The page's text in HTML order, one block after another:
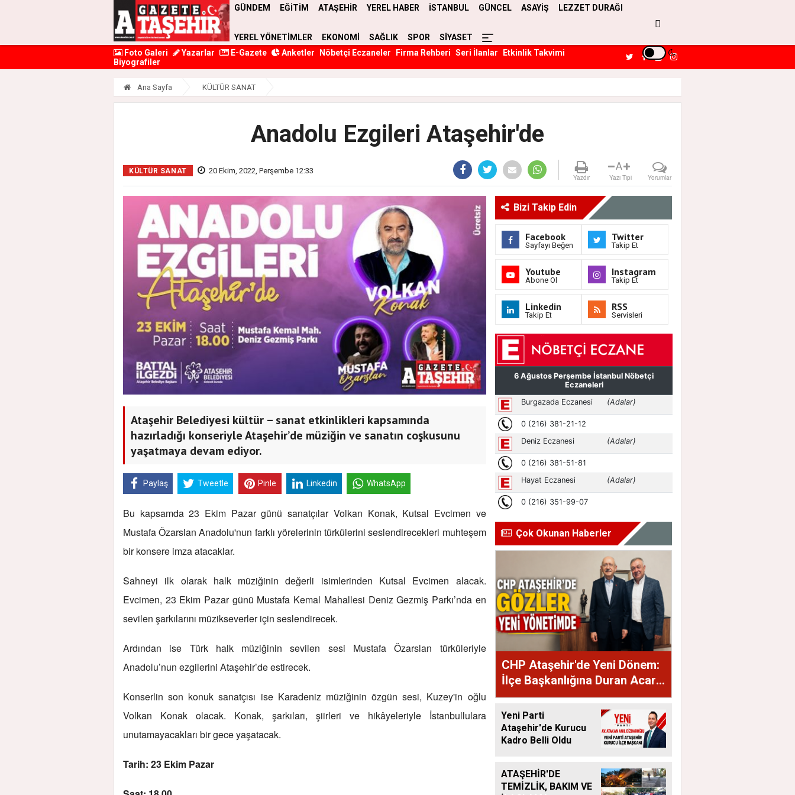
GÜNDEM EĞİTİM ATAŞEHİR YEREL HABER İSTANBUL GÜNCEL ASAYİŞ LEZZET DURAĞI
YEREL YÖNETİMLER EKONOMİ SAĞLIK SPOR
SİYASET
Foto Galeri
Yazarlar E-Gazete Anketler Nöbetçi Eczaneler Firma Rehberi Seri İlanlar
Etkinlik Takvimi
Biyografiler
Ana Sayfa KÜLTÜR SANAT
Anadolu Ezgileri Ataşehir'de
KÜLTÜR SANAT 20 Ekim, 2022, Perşembe 12:33
Yazdır
A
Yazı Tipi Yorumlar
Ataşehir Belediyesi kültür – sanat etkinlikleri kapsamında
hazırladığı konseriyle Ataşehir’de müziğin ve sanatın coşkusunu
yaşatmaya devam ediyor.
Paylaş Tweetle Pinle Linkedin WhatsApp
Bu kapsamda 23 Ekim Pazar günü sanatçılar Volkan Konak, Kutsal Evcimen ve
Mustafa Özarslan Anadolu'nun farklı yörelerinin türkülerini seslendirecekleri muhteşem
bir konsere imza atacaklar.
Sahneyi ilk olarak halk müziğinin değerli isimlerinden Kutsal Evcimen alacak.
Evcimen, 23 Ekim Pazar günü Mustafa Kemal Mahallesi Deniz Gezmiş Parkı’nda en
sevilen şarkılarını müzikseverler için seslendirecek.
Ardından ise Türk halk müziğinin sevilen sesi Mustafa Özarslan türküleriyle
Anadolu’nun ezgilerini Ataşehir’de estirecek.
Konserlin son konuk sanatçısı ise Karadeniz müziğinin özgün sesi, Kuzey'in oğlu
Volkan Konak olacak. Konak, şarkıları, şiirleri ve hikâyeleriyle İstanbullulara
unutamayacakları bir gece yaşatacak.
Tarih: 23 Ekim Pazar
Bizi Takip Edin
Facebook
Sayfayı Beğen
Twitter
Takip Et
Youtube
Abone Ol
Instagram
Takip Et
Linkedin
Takip Et
RSS
Servisleri
Çok Okunan Haberler
CHP Ataşehir'de Yeni Dönem:
İlçe Başkanlığına Duran Acar
Atandı
Yeni Parti
Ataşehir'de Kurucu
Kadro Belli Oldu
ATAŞEHİR'DE
TEMİZLİK, BAKIM VE